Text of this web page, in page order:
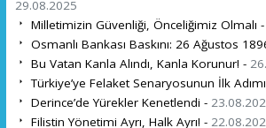
29.08.2025
Milletimizin Güvenliği, Önceliğimiz Olmalı -
Osmanlı Bankası Baskını: 26 Ağustos
Bu Vatan Kanla Alındı, Kanla Korunur! -
Türkiye’ye Felaket Senaryosunun İlk
Derince’de Yürekler Kenetlendi -
Filistin Yönetimi Ayrı, Halk Ayrı! -